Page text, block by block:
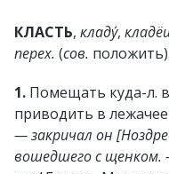
КЛАСТЬ, кладу́,
перех. (сов. положить).
1. Помещать куда-л.
приводить в
— закричал он
вошедшего с щенком.